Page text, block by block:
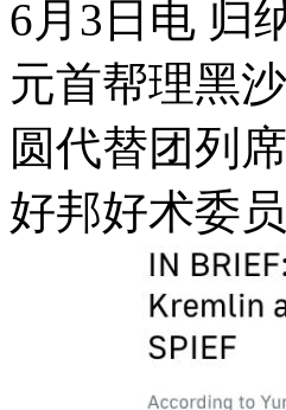
6月3日电 归
元首帮理黑
圆代替团列
好邦好术委